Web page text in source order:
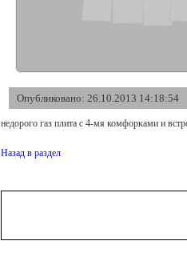
Опубликовано: 26.10.2013 14:18:54
недорого газ плита с 4-мя комфорками и
Назад в раздел